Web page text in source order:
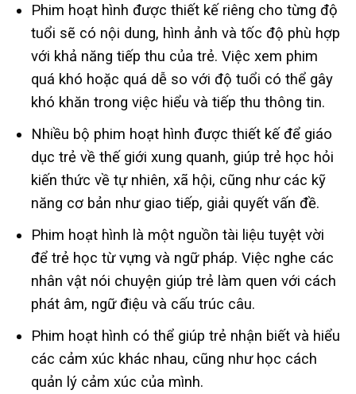
Phim hoạt hình được thiết kế riêng cho từng độ
tuổi sẽ có nội dung, hình ảnh và tốc độ phù hợp
với khả năng tiếp thu của trẻ. Việc xem phim
quá khó hoặc quá dễ so với độ tuổi có thể gây
khó khăn trong việc hiểu và tiếp thu thông tin.
Nhiều bộ phim hoạt hình được thiết kế để giáo
dục trẻ về thế giới xung quanh, giúp trẻ học hỏi
kiến thức về tự nhiên, xã hội, cũng như các kỹ
năng cơ bản như giao tiếp, giải quyết vấn đề.
Phim hoạt hình là một nguồn tài liệu tuyệt vời
để trẻ học từ vựng và ngữ pháp. Việc nghe các
nhân vật nói chuyện giúp trẻ làm quen với cách
phát âm, ngữ điệu và cấu trúc câu.
Phim hoạt hình có thể giúp trẻ nhận biết và hiểu
các cảm xúc khác nhau, cũng như học cách
quản lý cảm xúc của mình.